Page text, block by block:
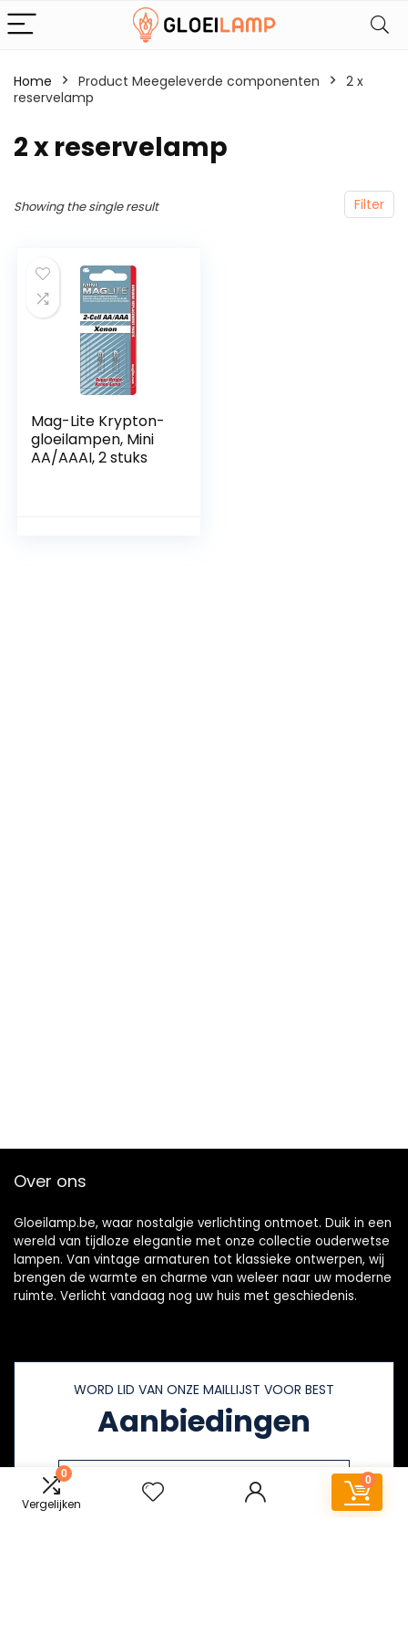
0
Vergelijken
0
Home Product Meegeleverde componenten
‎2 x
reservelamp
‎2 x reservelamp
Filter
Showing the single result
Mag-Lite Krypton-
gloeilampen, Mini
AA/AAAI, 2 stuks
Over ons
Gloeilamp.be, waar nostalgie verlichting ontmoet. Duik in een
wereld van tijdloze elegantie met onze collectie ouderwetse
lampen. Van vintage armaturen tot klassieke ontwerpen, wij
brengen de warmte en charme van weleer naar uw moderne
ruimte. Verlicht vandaag nog uw huis met geschiedenis.
WORD LID VAN ONZE MAILLIJST VOOR BEST
Aanbiedingen